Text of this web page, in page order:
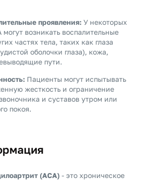
проявления: У некоторых
возникать воспалительные
частях тела, таких как глаза
оболочки глаза), кожа,
пути.
Пациенты могут испытывать
жесткость и ограничение
и суставов утром или
покоя.
(АСА) - это хроническое